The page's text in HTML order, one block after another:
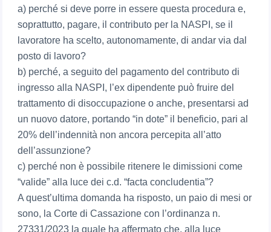
a) perché si deve porre in essere questa procedura e,
soprattutto, pagare, il contributo per la NASPI, se il
lavoratore ha scelto, autonomamente, di andar via dal
posto di lavoro?
b) perché, a seguito del pagamento del contributo di
ingresso alla NASPI, l’ex dipendente può fruire del
trattamento di disoccupazione o anche, presentarsi ad
un nuovo datore, portando “in dote” il beneficio, pari al
20% dell’indennità non ancora percepita all’atto
dell’assunzione?
c) perché non è possibile ritenere le dimissioni come
“valide” alla luce dei c.d. “facta concludentia”?
A quest’ultima domanda ha risposto, un paio di mesi or
sono, la Corte di Cassazione con l’ordinanza n.
27331/2023 la quale ha affermato che, alla luce